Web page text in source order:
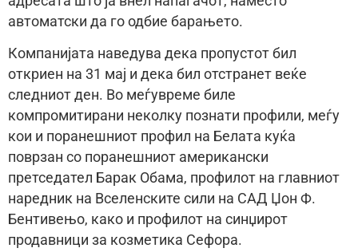
автоматски да го одбие барањето.
Компанијата наведува дека пропустот бил
откриен на 31 мај и дека бил отстранет веќе
следниот ден. Во меѓувреме биле
компромитирани неколку познати профили, меѓу
кои и поранешниот профил на Белата куќа
поврзан со поранешниот американски
претседател Барак Обама, профилот на главниот
наредник на Вселенските сили на САД Џон Ф.
Бентивењо, како и профилот на синџирот
продавници за козметика Сефора.